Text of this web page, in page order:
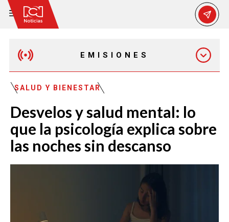
EMISIONES
EMISIÓN 12:30 PM
EMISIÓN 7:00 PM
SALUD Y BIENESTAR
Desvelos y salud mental: lo
que la psicología explica sobre
las noches sin descanso